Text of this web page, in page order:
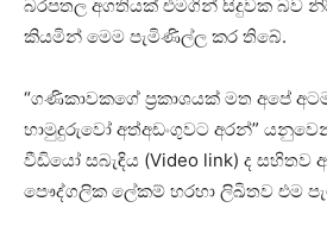
බරපතල අගතියක් එමගින් සිදුවක බව
කියමින් මෙම පැමිණිල්ල කර තිබේ.
“ගණිකාවකගේ ප්‍රකාශයක් මත අපේ
හාමුදුරුවෝ අත්අඩංගුවට අරන්”
වීඩියෝ සබැඳිය (Video link) ද සහිතව
පෞද්ගලික ලේකම් හරහා ලිඛිතව එම